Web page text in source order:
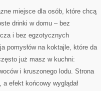
DOMOWE
miejsce dla osób, które chcą
drinki w domu – bez
i bez egzotycznych
pomysłów na koktajle, które da
już masz w kuchni:
i kruszonego lodu. Strona
a efekt końcowy wyglądał